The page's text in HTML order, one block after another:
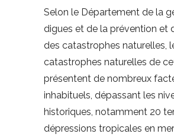
Selon le Département de la
digues et de la prévention et
des catastrophes naturelles,
catastrophes naturelles de
présentent de nombreux
inhabituels, dépassant les
historiques, notamment 20
dépressions tropicales en mer